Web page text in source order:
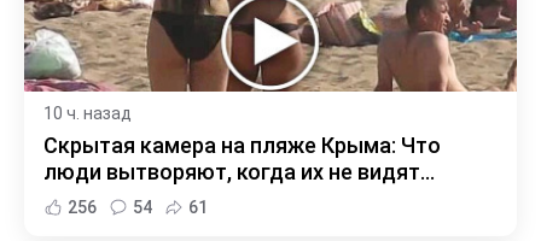
10 ч. назад
Скрытая камера на пляже Крыма: Что
люди вытворяют, когда их не видят...
256 54 61